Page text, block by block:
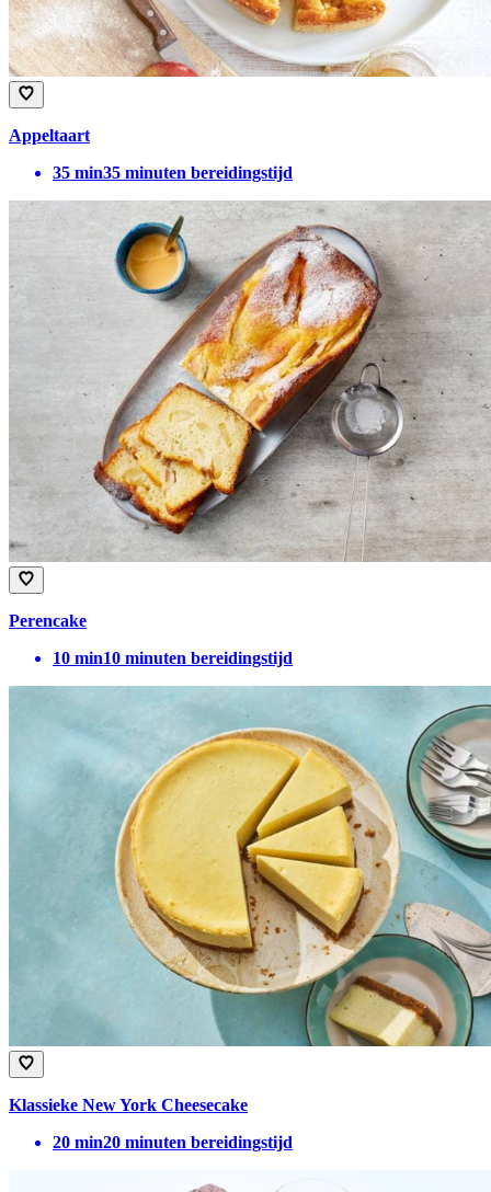
Appeltaart
35 min35 minuten bereidingstijd
Perencake
10 min10 minuten bereidingstijd
Klassieke New York Cheesecake
20 min20 minuten bereidingstijd